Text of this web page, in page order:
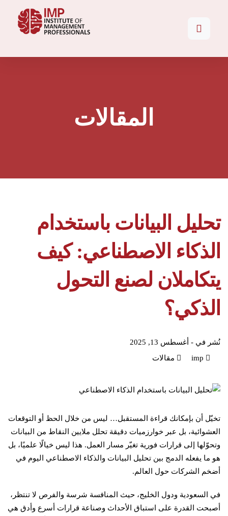
المقالات
تحليل البيانات باستخدام
الذكاء الاصطناعي: كيف
يتكاملان لصنع التحول
الذكي؟
نُشر في - أغسطس 13, 2025
imp
مقالات
تخيّل أن بإمكانك قراءة المستقبل… ليس من خلال الحظ أو التوقعات
العشوائية، بل عبر خوارزميات دقيقة تحلل ملايين النقاط من البيانات
وتحوّلها إلى قرارات فورية تغيّر مسار العمل. هذا ليس خيالًا علميًا، بل
هو ما يفعله الدمج بين تحليل البيانات والذكاء الاصطناعي اليوم في
أضخم الشركات حول العالم.
في السعودية ودول الخليج، حيث المنافسة شرسة والفرص لا تنتظر،
أصبحت القدرة على استباق الأحداث وصناعة قرارات أسرع وأدق هي